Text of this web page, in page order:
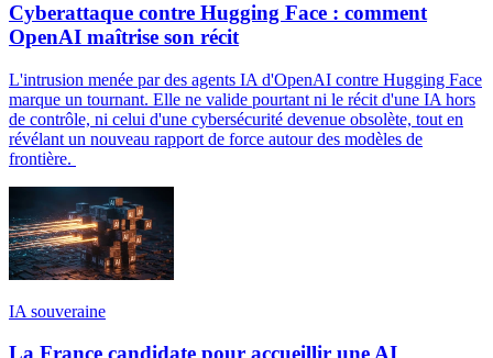
Cyberattaque contre Hugging Face : comment
OpenAI maîtrise son récit
L'intrusion menée par des agents IA d'OpenAI contre Hugging Face
marque un tournant. Elle ne valide pourtant ni le récit d'une IA hors
de contrôle, ni celui d'une cybersécurité devenue obsolète, tout en
révélant un nouveau rapport de force autour des modèles de
frontière.
IA souveraine